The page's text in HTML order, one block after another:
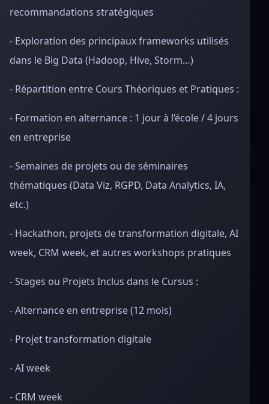
recommandations stratégiques
- Exploration des principaux frameworks utilisés
dans le Big Data (Hadoop, Hive, Storm…)
- Répartition entre Cours Théoriques et Pratiques :
- Formation en alternance : 1 jour à l’école / 4 jours
en entreprise
- Semaines de projets ou de séminaires
thématiques (Data Viz, RGPD, Data Analytics, IA,
etc.)
- Hackathon, projets de transformation digitale, AI
week, CRM week, et autres workshops pratiques
- Stages ou Projets Inclus dans le Cursus :
- Alternance en entreprise (12 mois)
- Projet transformation digitale
- AI week
- CRM week